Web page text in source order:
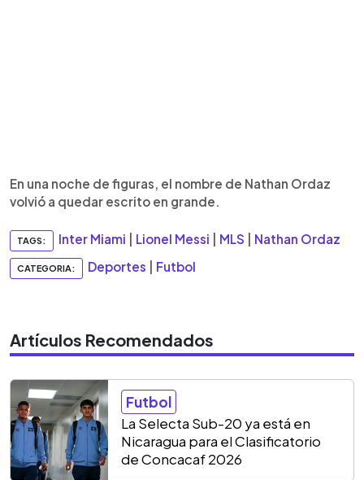
En una noche de figuras, el nombre de Nathan Ordaz
volvió a quedar escrito en grande.
TAGS: Inter Miami Lionel Messi MLS Nathan Ordaz
CATEGORIA: Deportes Futbol
Artículos Recomendados
Futbol
La Selecta Sub-20 ya está en
Nicaragua para el Clasificatorio
de Concacaf 2026